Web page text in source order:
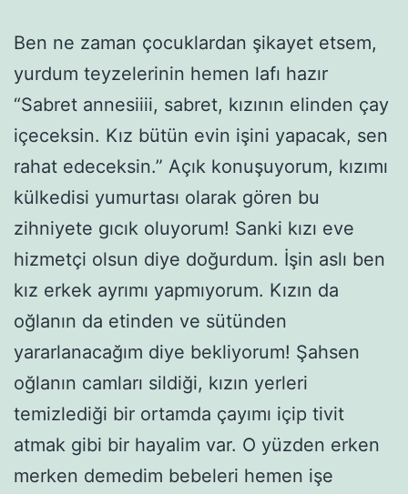
Ben ne zaman çocuklardan şikayet etsem,
yurdum teyzelerinin hemen lafı hazır
“Sabret annesiiii, sabret, kızının elinden çay
içeceksin. Kız bütün evin işini yapacak, sen
rahat edeceksin.” Açık konuşuyorum, kızımı
külkedisi yumurtası olarak gören bu
zihniyete gıcık oluyorum! Sanki kızı eve
hizmetçi olsun diye doğurdum. İşin aslı ben
kız erkek ayrımı yapmıyorum. Kızın da
oğlanın da etinden ve sütünden
yararlanacağım diye bekliyorum! Şahsen
oğlanın camları sildiği, kızın yerleri
temizlediği bir ortamda çayımı içip tivit
atmak gibi bir hayalim var. O yüzden erken
merken demedim bebeleri hemen işe